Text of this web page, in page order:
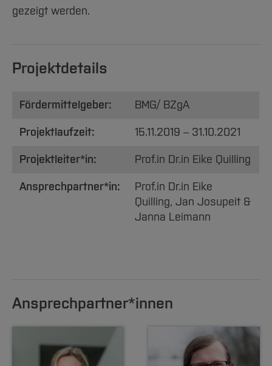
gezeigt werden.
Projektdetails
Fördermittelgeber: BMG/ BZgA
Projektlaufzeit: 15.11.2019 – 31.10.2021
Projektleiter*in: Prof.in Dr.in Eike Quilling
Ansprechpartner*in:
Prof.in Dr.in Eike
Quilling, Jan Josupeit &
Janna Leimann
Ansprechpartner*innen